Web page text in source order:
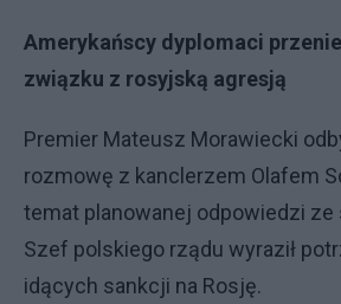
Amerykańscy dyplomaci
związku z rosyjską agresją
Premier Mateusz Morawiecki
rozmowę z kanclerzem Olafem
temat planowanej odpowiedzi ze
Szef polskiego rządu wyraził
idących sankcji na Rosję.